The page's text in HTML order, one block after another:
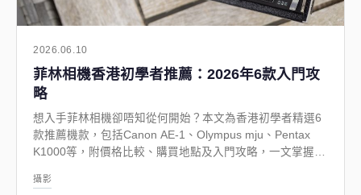
2026.06.10
菲林相機香港初學者推薦：2026年6款入門攻
略
想入手菲林相機卻唔知從何開始？本文為香港初學者精選6
款推薦機款，包括Canon AE-1、Olympus mju、Pentax
K1000等，附價格比較、購買地點及入門攻略，一文掌握菲
攝影